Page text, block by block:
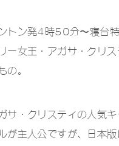
トン発4時50分〜寝台
ー女王・アガサ・クリ
の。
サ・クリスティの人気
が主人公ですが、日本